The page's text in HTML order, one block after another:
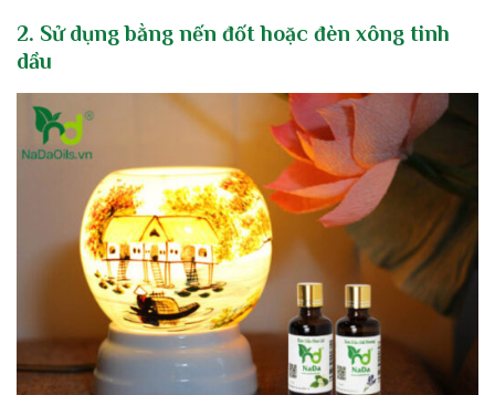
2. Sử dụng bằng nến đốt hoặc đèn xông tinh
dầu